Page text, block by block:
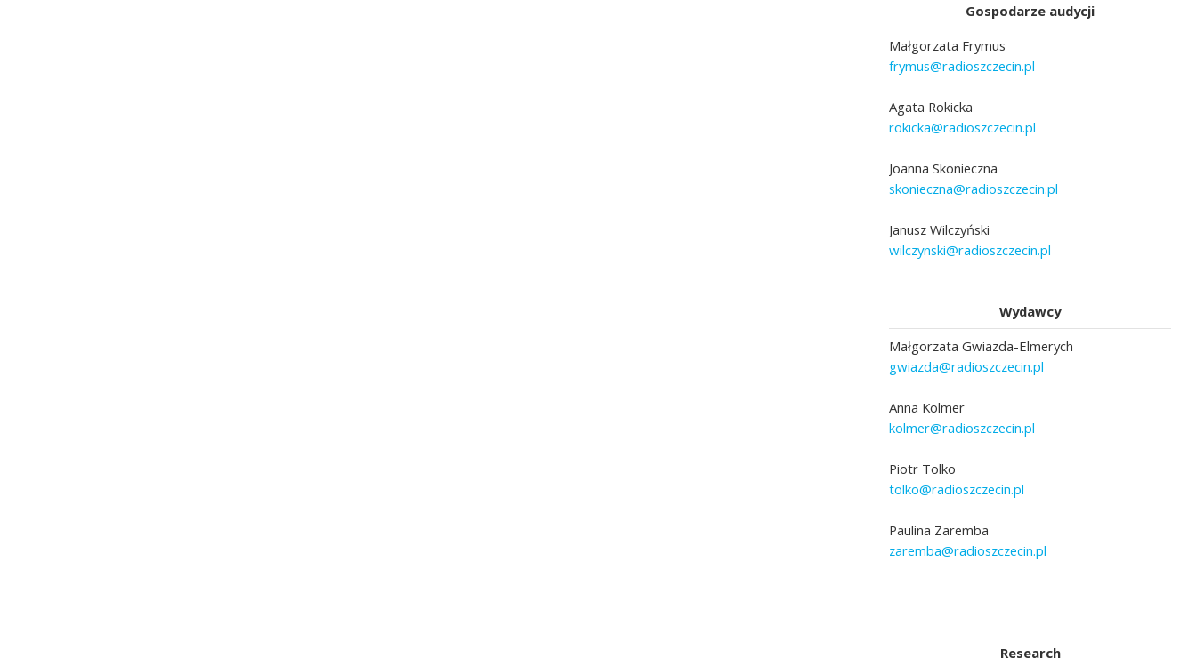
Gospodarze audycji
Małgorzata Frymus
frymus@radioszczecin.pl
Agata Rokicka
rokicka@radioszczecin.pl
Joanna Skonieczna
skonieczna@radioszczecin.pl
Janusz Wilczyński
wilczynski@radioszczecin.pl
Wydawcy
Małgorzata Gwiazda-Elmerych
gwiazda@radioszczecin.pl
Anna Kolmer
kolmer@radioszczecin.pl
Piotr Tolko
tolko@radioszczecin.pl
Paulina Zaremba
zaremba@radioszczecin.pl
Research